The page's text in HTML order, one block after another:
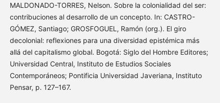
MALDONADO-TORRES, Nelson. Sobre la colonialidad del ser:
contribuciones al desarrollo de un concepto. In: CASTRO-
GÓMEZ, Santiago; GROSFOGUEL, Ramón (org.). El giro
decolonial: reflexiones para una diversidad epistémica más
allá del capitalismo global. Bogotá: Siglo del Hombre Editores;
Universidad Central, Instituto de Estudios Sociales
Contemporáneos; Pontificia Universidad Javeriana, Instituto
Pensar, p. 127–167.